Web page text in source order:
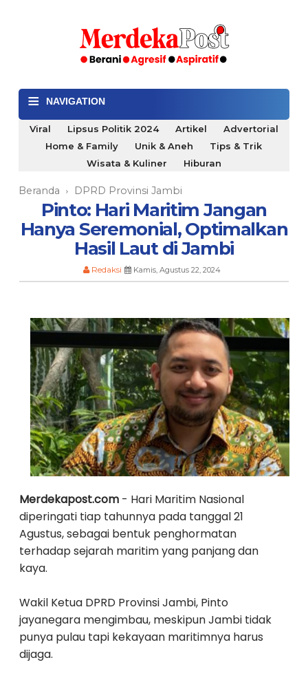
≡ NAVIGATION
Viral Lipsus Politik 2024 Artikel
Advertorial
Home & Family
Unik & Aneh
Tips & Trik
Wisata & Kuliner
Hiburan
Beranda › DPRD Provinsi Jambi
Pinto: Hari Maritim Jangan
Hanya Seremonial, Optimalkan
Hasil Laut di Jambi
Redaksi Kamis, Agustus 22, 2024
Merdekapost.com- Hari Maritim Nasional
diperingati tiap tahunnya pada tanggal 21
Agustus, sebagai bentuk penghormatan
terhadap sejarah maritim yang panjang dan
kaya.
Wakil Ketua DPRD Provinsi Jambi, Pinto
jayanegara mengimbau, meskipun Jambi tidak
punya pulau tapi kekayaan maritimnya harus
dijaga.